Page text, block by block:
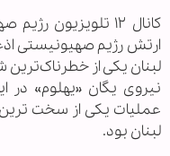
کانال ۱۲ تلویزیون
ارتش رژیم صهیونیستی
لبنان یکی از
نیروی یگان «یهلوم»
عملیات یکی از سخت ترین
لبنان بود.